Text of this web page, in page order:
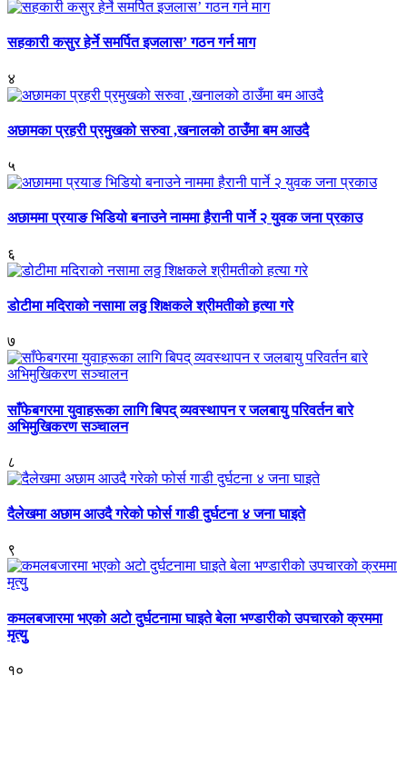
सहकारी कसुर हेर्ने समर्पित इजलास’ गठन गर्न माग
४
अछामका प्रहरी प्रमुखको सरुवा ,खनालको ठाउँमा बम आउदै
५
अछाममा प्रयाङ भिडियो बनाउने नाममा हैरानी पार्ने २ युवक जना प्रकाउ
६
डोटीमा मदिराको नसामा लठ्ठ शिक्षकले श्रीमतीको हत्या गरे
७
साँफेबगरमा युवाहरूका लागि बिपद् व्यवस्थापन र जलबायु परिवर्तन बारे
अभिमुखिकरण सञ्चालन
८
दैलेखमा अछाम आउदै गरेको फोर्स गाडी दुर्घटना ४ जना घाइते
९
कमलबजारमा भएको अटो दुर्घटनामा घाइते बेला भण्डारीको उपचारको क्रममा
मृत्युु
१०